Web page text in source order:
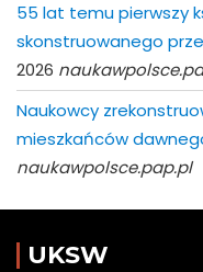
55 lat temu pierwszy
skonstruowanego
2026
Naukowcy
mieszkańców
naukawpolsce.pap.pl
UKSW